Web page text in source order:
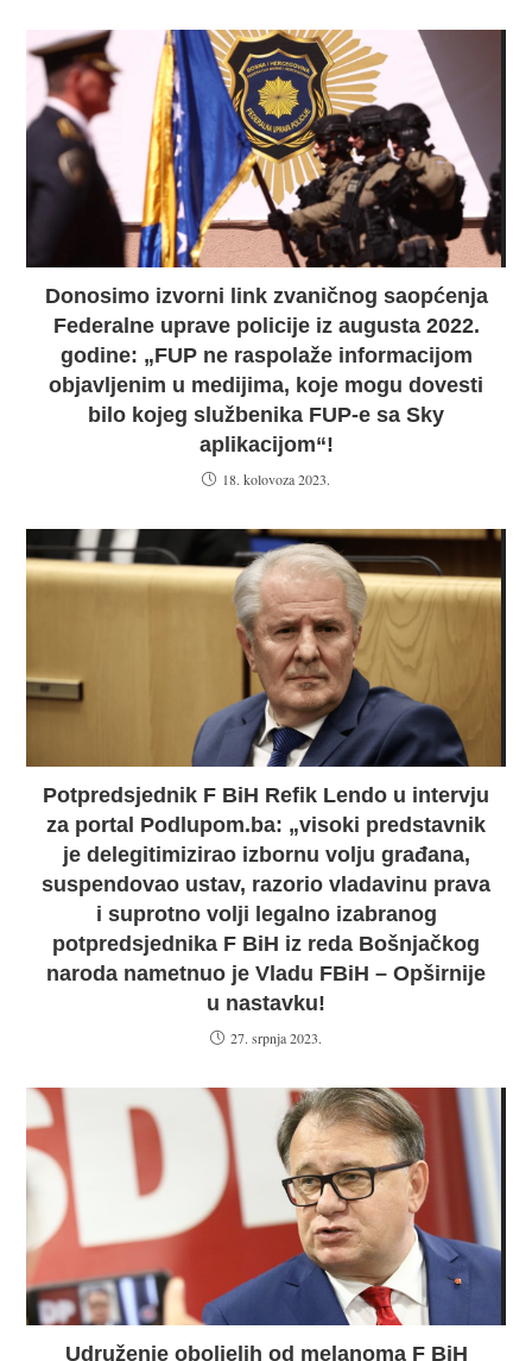
Donosimo izvorni link zvaničnog saopćenja
Federalne uprave policije iz augusta 2022.
godine: „FUP ne raspolaže informacijom
objavljenim u medijima, koje mogu dovesti
bilo kojeg službenika FUP-e sa Sky
aplikacijom“!
18. kolovoza 2023.
Potpredsjednik F BiH Refik Lendo u intervju
za portal Podlupom.ba: „visoki predstavnik
je delegitimizirao izbornu volju građana,
suspendovao ustav, razorio vladavinu prava
i suprotno volji legalno izabranog
potpredsjednika F BiH iz reda Bošnjačkog
naroda nametnuo je Vladu FBiH – Opširnije
u nastavku!
27. srpnja 2023.
Udruženje oboljelih od melanoma F BiH